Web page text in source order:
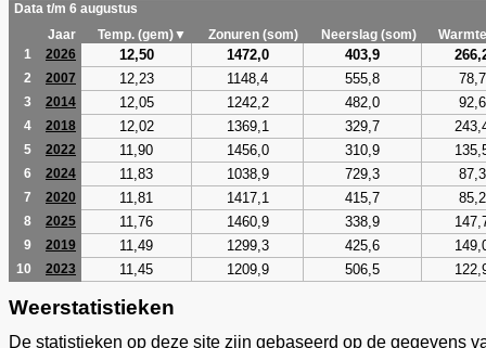
Data t/m 6 augustus
Jaar
Temp. (gem)▼ Zonuren (som) Neerslag (som)
1
2026 12,50 1472,0 403,9
2 2007 12,23 1148,4 555,8 78,7
3 2014 12,05 1242,2 482,0 92,6
4 2018 12,02 1369,1 329,7
5 2022 11,90 1456,0 310,9
6 2024 11,83 1038,9 729,3 87,3
7 2020 11,81 1417,1 415,7 85,2
8 2025 11,76 1460,9 338,9
9 2019 11,49 1299,3 425,6
10 2023 11,45 1209,9 506,5
Weerstatistieken
De statistieken op deze site zijn gebaseerd op de gegevens